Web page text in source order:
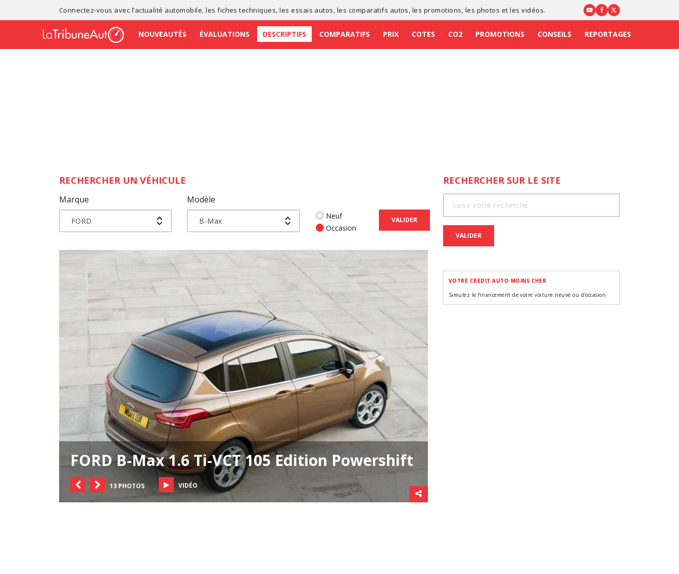
Connectez-vous avec l’actualité automobile , lesfiches techniques , lesessais autos , les comparatifs autos , les promotions , les photos et les vidéos.
NOUVEAUTÉS ÉVALUATIONS DESCRIPTIFS COMPARATIFS PRIX COTES CO2 PROMOTIONS CONSEILS REPORTAGES
RECHERCHER UN VÉHICULE
Marque
FORD
Modèle
B-Max
Neuf
Occasion
VALIDER
FORD B-Max 1.6 Ti-VCT 105 Edition Powershift
13 PHOTOS VIDÉO
RECHERCHER SUR LE SITE
VALIDER
VOTRE CREDIT AUTO MOINS CHER
Simulez le financement de votre voiture neuve ou d'occasion